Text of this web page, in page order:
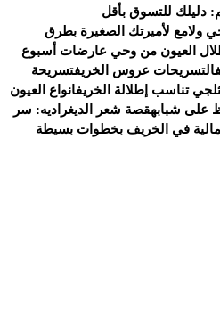
دليلك للتسوق بأقل
ولامع لأميرتك الصغيرة بطرق
العيون من وحي عارضات أسبوع
تسريحات عروس الخريفتسريحة
تناسب إطلالة الخريفانواع العيون
على شبابهقصة شعر الديغراديه: سر
في الخريف بخطوات بسيطة